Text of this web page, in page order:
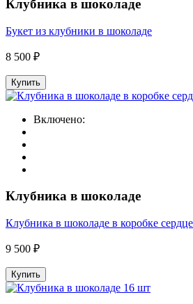
Клубника в шоколаде
Букет из клубники в шоколаде
8 500 ₽
Купить
Включено:
Клубника в шоколаде
Клубника в шоколаде в коробке
9 500 ₽
Купить